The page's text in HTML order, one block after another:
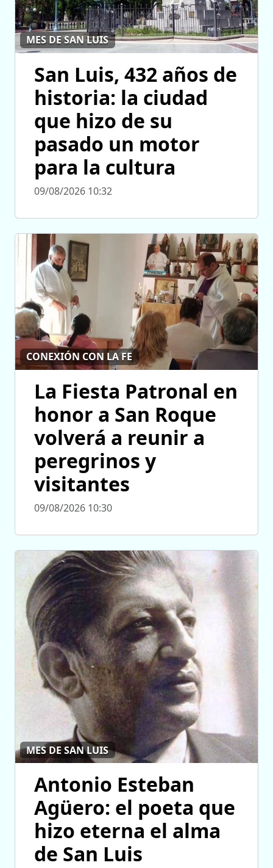
MES DE SAN LUIS
San Luis, 432 años de
historia: la ciudad
que hizo de su
pasado un motor
para la cultura
09/08/2026 10:32
CONEXIÓN CON LA FE
La Fiesta Patronal en
honor a San Roque
volverá a reunir a
peregrinos y
visitantes
09/08/2026 10:30
MES DE SAN LUIS
Antonio Esteban
Agüero: el poeta que
hizo eterna el alma
de San Luis